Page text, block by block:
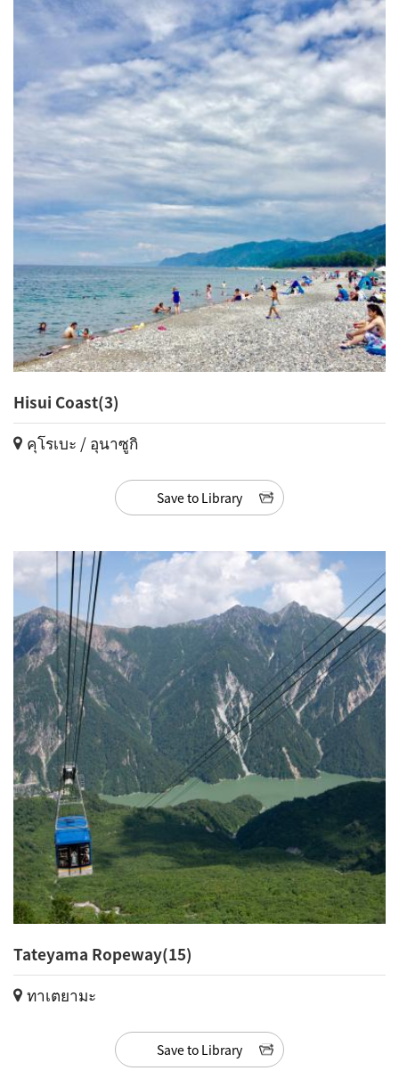
Hisui Coast(3)
คุโรเบะ / อุนาซูกิ
Save to Library
Tateyama Ropeway(15)
ทาเตยามะ
Save to Library